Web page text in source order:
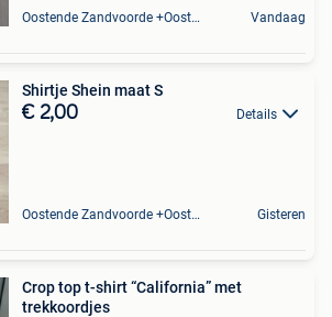
Oostende Zandvoorde +Oostende Vandaag
Shirtje Shein maat S
€ 2,00 Details
Oostende Zandvoorde +Oostende Gisteren
Crop top t-shirt “California” met
trekkoordjes